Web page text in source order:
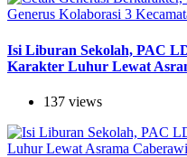
Isi Liburan Sekolah, PAC
Karakter Luhur Lewat
137 views